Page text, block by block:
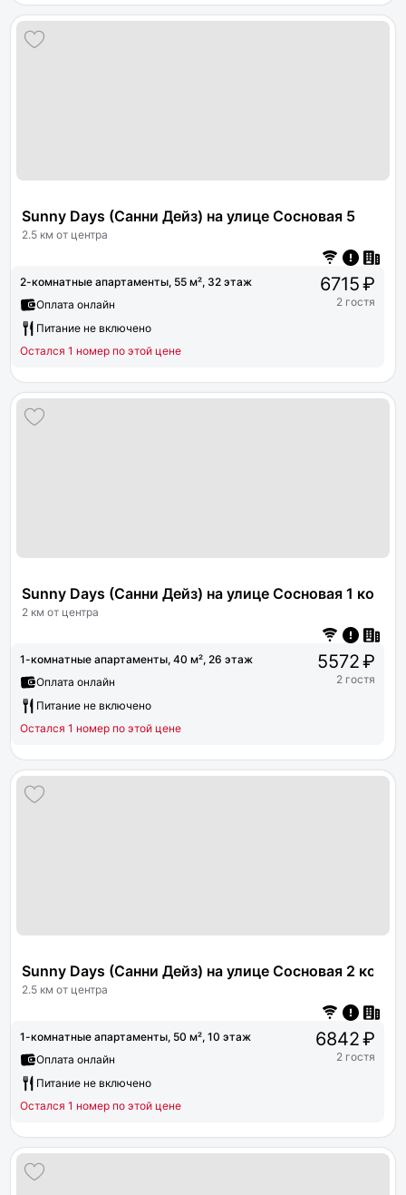
Sunny Days (Санни Дейз) на улице Сосновая 5
2.5 км от центра
2-комнатные апартаменты, 55 м², 32 этаж
Оплата онлайн
Питание не включено
Остался 1 номер по этой цене
6715 ₽
2 гостя
Sunny Days (Санни Дейз) на улице Сосновая 1
2 км от центра
1-комнатные апартаменты, 40 м², 26 этаж
Оплата онлайн
Питание не включено
Остался 1 номер по этой цене
5572 ₽
2 гостя
Sunny Days (Санни Дейз) на улице Сосновая 2
2.5 км от центра
1-комнатные апартаменты, 50 м², 10 этаж
Оплата онлайн
Питание не включено
Остался 1 номер по этой цене
6842 ₽
2 гостя